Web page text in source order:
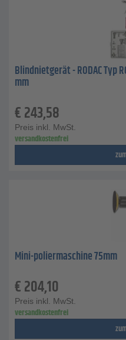
Blindnietgerät - RODAC Typ
mm
€243,58
Preis inkl. MwSt.
versandkostenfrei
Mini-poliermaschine 75mm
€204,10
Preis inkl. MwSt.
versandkostenfrei